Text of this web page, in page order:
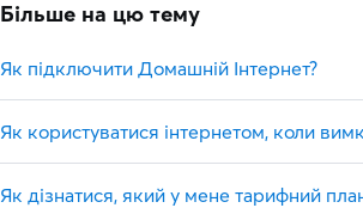
Більше на цю тему
Як підключити Домашній Інтернет?
Як користуватися інтернетом, коли
Як дізнатися, який у мене тарифний